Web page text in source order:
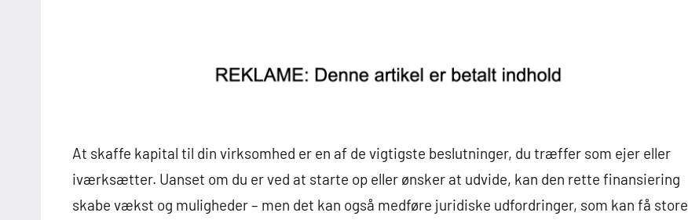
At skaffe kapital til din virksomhed er en af de vigtigste beslutninger, du træffer som ejer eller
iværksætter. Uanset om du er ved at starte op eller ønsker at udvide, kan den rette finansiering
skabe vækst og muligheder – men det kan også medføre juridiske udfordringer, som kan få store